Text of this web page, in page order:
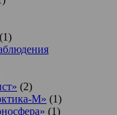
(1)
(2)
М» (1)
(1)